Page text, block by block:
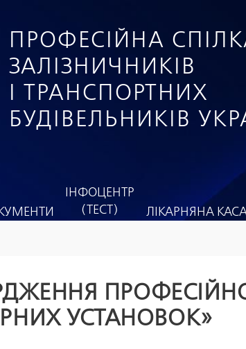
ПРОФЕСІЙНА
ЗАЛІЗНИЧНИКІВ
І ТРАНСПОРТНИХ
БУДІВЕЛЬНИКІВ
ІНФОЦЕНТР
(ТЕСТ)
ЛІКАРНЯНА
УСТАНОВОК»